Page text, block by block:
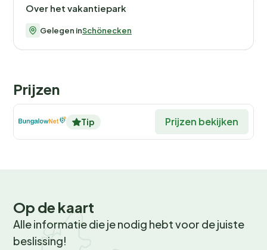
Over het vakantiepark
Gelegen inSchönecken
Prijzen
Tip Prijzen bekijken
Op de kaart
Alle informatie die je nodig hebt voor de juiste
beslissing!